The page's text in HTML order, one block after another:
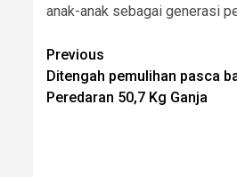
anak-anak sebagai generasi
Post
navigation
Previous
Ditengah pemulihan pasca
Peredaran 50,7 Kg Ganja